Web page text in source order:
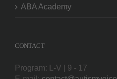
ABA Academy
CONTACT
Program: L-V | 9 - 17